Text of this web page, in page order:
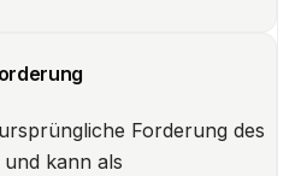
Forderung des
kann als